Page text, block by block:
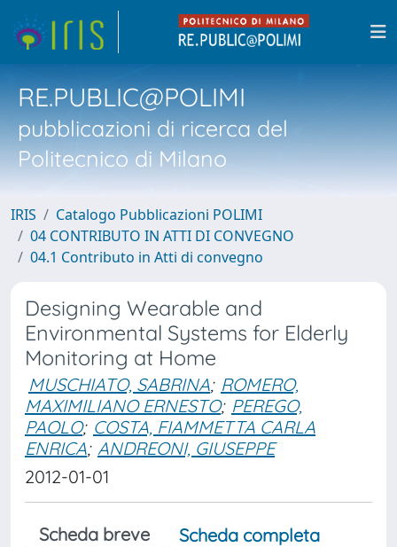
RE.PUBLIC@POLIMI
pubblicazioni di ricerca del
Politecnico di Milano
IRIS
Catalogo Pubblicazioni POLIMI
04 CONTRIBUTO IN ATTI DI CONVEGNO
04.1 Contributo in Atti di convegno
Designing Wearable and
Environmental Systems for Elderly
Monitoring at Home
MUSCHIATO, SABRINA; ROMERO,
MAXIMILIANO ERNESTO; PEREGO,
PAOLO; COSTA, FIAMMETTA CARLA
ENRICA; ANDREONI, GIUSEPPE
2012-01-01
Scheda breve
Scheda completa